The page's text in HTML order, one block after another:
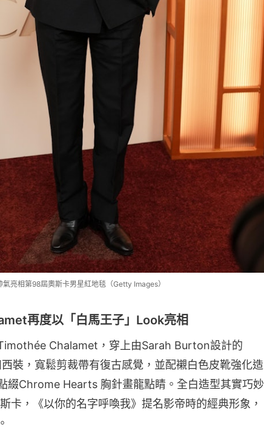
亮相第98屆奧斯卡男星紅地毯（Getty Images）
再度以「白馬王子」Look亮相
Chalamet，穿上由Sarah Burton設計的
裝，寬鬆剪裁帶有復古感覺，並配襯白色皮靴強化造
綴Chrome Hearts 胸針畫龍點睛。全白造型其實巧妙
卡，《以你的名字呼喚我》提名影帝時的經典形象，